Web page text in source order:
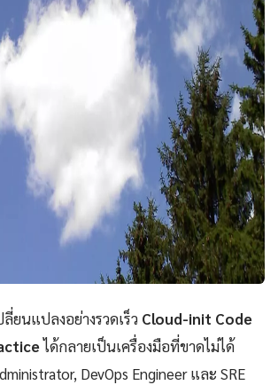
ยนแปลงอย่างรวดเร็ว Cloud-init Code
ได้กลายเป็นเครื่องมือที่ขาดไม่ได้
DevOps Engineer และ SRE